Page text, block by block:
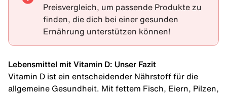
Preisvergleich , um passende Produkte zu
finden, die dich bei einer gesunden
Ernährung unterstützen können!
Lebensmittel mit Vitamin D: Unser Fazit
Vitamin D ist ein entscheidender Nährstoff für die
allgemeine Gesundheit. Mit fettem Fisch, Eiern, Pilzen,